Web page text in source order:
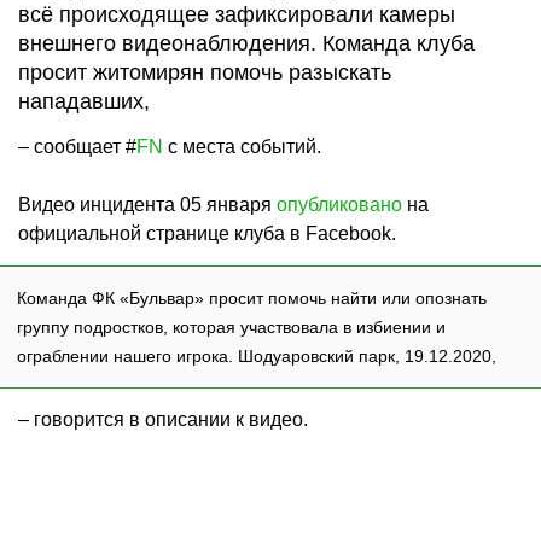
всё происходящее зафиксировали камеры
внешнего видеонаблюдения. Команда клуба
просит житомирян помочь разыскать
нападавших,
– сообщает #FN с места событий.
Видео инцидента 05 января опубликовано на
официальной странице клуба в Facebook.
Команда ФК «Бульвар» просит помочь найти или опознать
группу подростков, которая участвовала в избиении и
ограблении нашего игрока. Шодуаровский парк, 19.12.2020,
– говорится в описании к видео.